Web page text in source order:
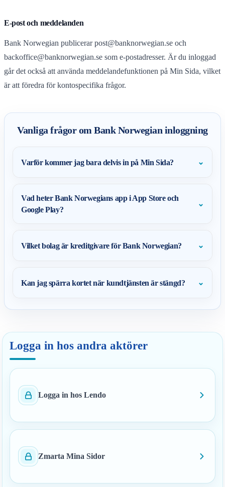
E-post och meddelanden
Bank Norwegian publicerarpost@banknorwegian.se och
backoffice@banknorwegian.se som e-postadresser. Är du inloggad
går det också att använda meddelandefunktionen på Min Sida, vilket
är att föredra för kontospecifika frågor.
Vanliga frågor om Bank Norwegian inloggning
Varför kommer jag bara delvis in på Min Sida? ⌄
Vad heter Bank Norwegians app i App Store och
Google Play?
⌄
Vilket bolag är kreditgivare för Bank Norwegian? ⌄
Kan jag spärra kortet när kundtjänsten är stängd? ⌄
Logga in hos andra aktörer
Logga in hos Lendo
Zmarta Mina Sidor